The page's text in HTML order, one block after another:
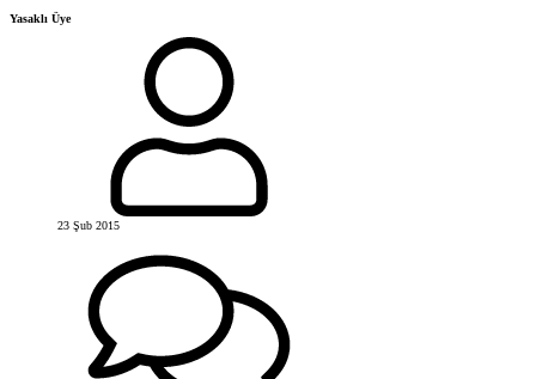
Yasaklı Üye
23 Şub 2015